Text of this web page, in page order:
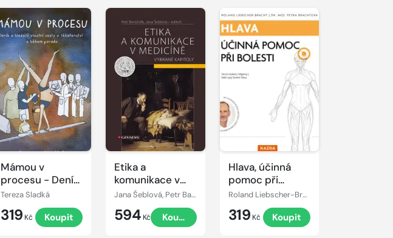
Mámou v
procesu - Deník
o hledání vlastní
těhotenství a
během porodu
Tereza Sladká
319 Kč Koupit
Etika a
komunikace v
medicíně
Jana Šeblová, Petr Bartůněk
594 Kč Koupit
Hlava, účinná
pomoc při
bolesti
Roland Liebscher-Bracht
319 Kč Koupit